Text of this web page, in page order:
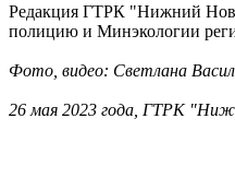
Редакция ГТРК "Нижний
полицию и Минэкологии
Фото, видео: Светлана
26 мая 2023 года, ГТРК